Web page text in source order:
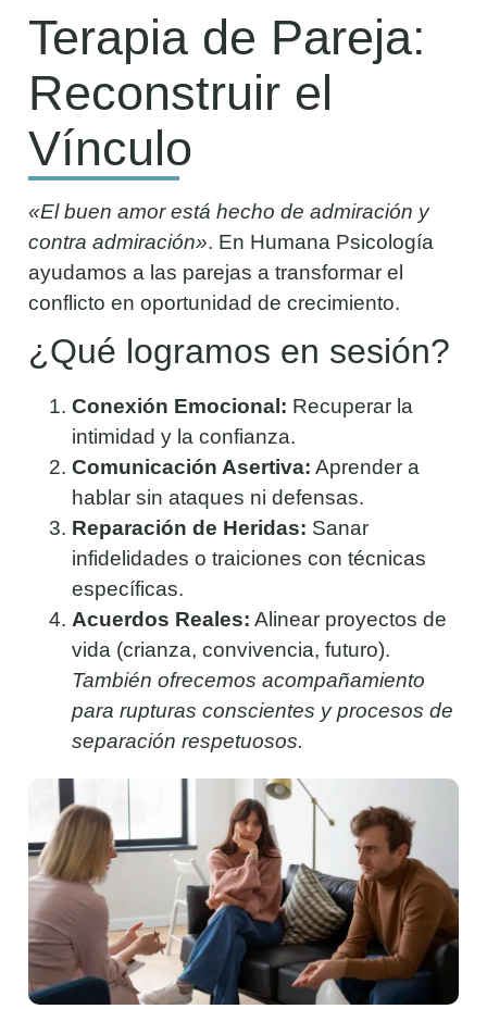
Terapia de Pareja:
Reconstruir el
Vínculo
«El buen amor está hecho de admiración y
contra admiración». En Humana Psicología
ayudamos a las parejas a transformar el
conflicto en oportunidad de crecimiento.
¿Qué logramos en sesión?
Conexión Emocional: Recuperar la
intimidad y la confianza.
Comunicación Asertiva: Aprender a
hablar sin ataques ni defensas.
Reparación de Heridas: Sanar
infidelidades o traiciones con técnicas
específicas.
Acuerdos Reales: Alinear proyectos de
vida (crianza, convivencia, futuro).
También ofrecemos acompañamiento
para rupturas conscientes y procesos de
separación respetuosos.